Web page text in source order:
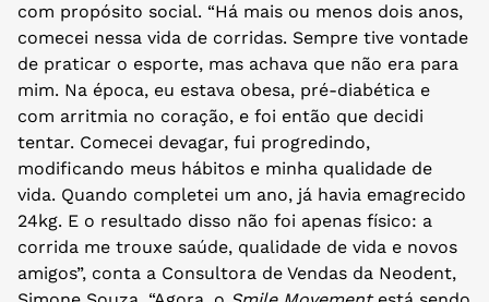
com propósito social. “Há mais ou menos dois anos,
comecei nessa vida de corridas. Sempre tive vontade
de praticar o esporte, mas achava que não era para
mim. Na época, eu estava obesa, pré-diabética e
com arritmia no coração, e foi então que decidi
tentar. Comecei devagar, fui progredindo,
modificando meus hábitos e minha qualidade de
vida. Quando completei um ano, já havia emagrecido
24kg. E o resultado disso não foi apenas físico: a
corrida me trouxe saúde, qualidade de vida e novos
amigos”, conta a Consultora de Vendas da Neodent,